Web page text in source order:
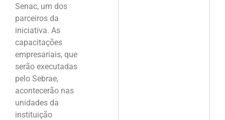
Senac, um dos
parceiros da
iniciativa. As
capacitações
empresariais, que
serão executadas
pelo Sebrae,
acontecerão nas
unidades da
instituição